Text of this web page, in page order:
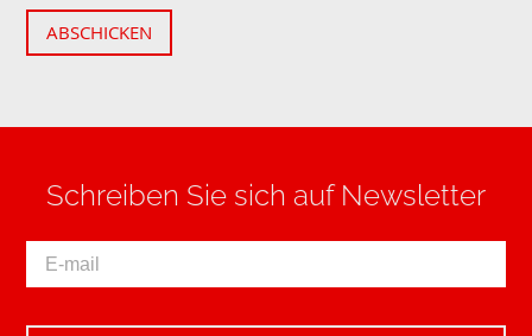
ABSCHICKEN
Schreiben Sie sich auf Newsletter